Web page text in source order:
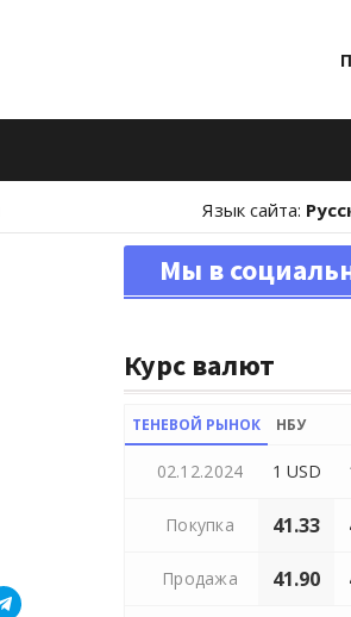
Язык сайта:
Мы в
Курс валют
ТЕНЕВОЙ РЫНОК НБУ
02.12.2024 1 USD
Покупка 41.33
Продажа 41.90